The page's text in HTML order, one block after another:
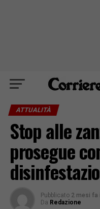
ATTUALITÀ
Stop alle
prosegue
Pubblicato 2 mesi fa
Da Redazione